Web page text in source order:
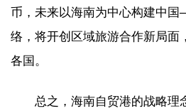
币，未来以海南为中心构建中
络，将开创区域旅游合作新局面
各国。
总之，海南自贸港的战略理